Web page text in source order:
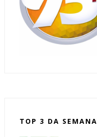
TOP 3 DA SEMANA